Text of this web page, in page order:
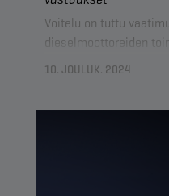
Voitelu on tuttu
dieselmoottoreiden
Sähköajoneuvojen
10. JOULUK. 2024